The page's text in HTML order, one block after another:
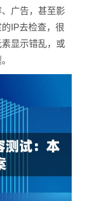
广告，甚至影
IP去检查，很
显示错乱，或